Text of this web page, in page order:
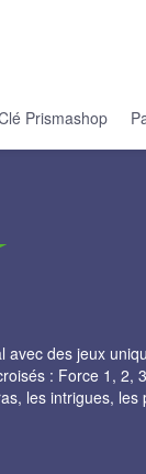
Prismashop
des jeux
: Force 1, 2,
les intrigues,